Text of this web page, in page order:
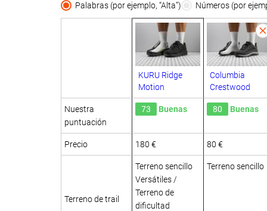
Palabras (por ejemplo, “Alta”) Números (por
KURU Ridge
Motion
Columbia
Crestwood
Nuestra
puntuación
73 Buenas 80 Buenas
Precio 180 € 80 €
Terreno de trail
Terreno sencillo
Versátiles /
Terreno de
dificultad
Terreno sencillo